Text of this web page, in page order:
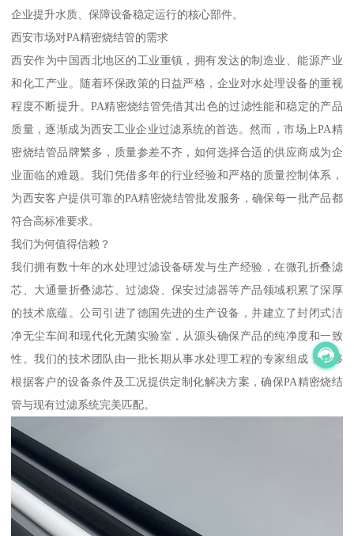
企业提升水质、保障设备稳定运行的核心部件。
西安市场对PA精密烧结管的需求
西安作为中国西北地区的工业重镇，拥有发达的制造业、能源产业
和化工产业。随着环保政策的日益严格，企业对水处理设备的重视
程度不断提升。PA精密烧结管凭借其出色的过滤性能和稳定的产品
质量，逐渐成为西安工业企业过滤系统的首选。然而，市场上PA精
密烧结管品牌繁多，质量参差不齐，如何选择合适的供应商成为企
业面临的难题。我们凭借多年的行业经验和严格的质量控制体系，
为西安客户提供可靠的PA精密烧结管批发服务，确保每一批产品都
符合高标准要求。
我们为何值得信赖？
我们拥有数十年的水处理过滤设备研发与生产经验，在微孔折叠滤
芯、大通量折叠滤芯、过滤袋、保安过滤器等产品领域积累了深厚
的技术底蕴。公司引进了德国先进的生产设备，并建立了封闭式洁
净无尘车间和现代化无菌实验室，从源头确保产品的纯净度和一致
性。我们的技术团队由一批长期从事水处理工程的专家组成，能够
根据客户的设备条件及工况提供定制化解决方案，确保PA精密烧结
管与现有过滤系统完美匹配。